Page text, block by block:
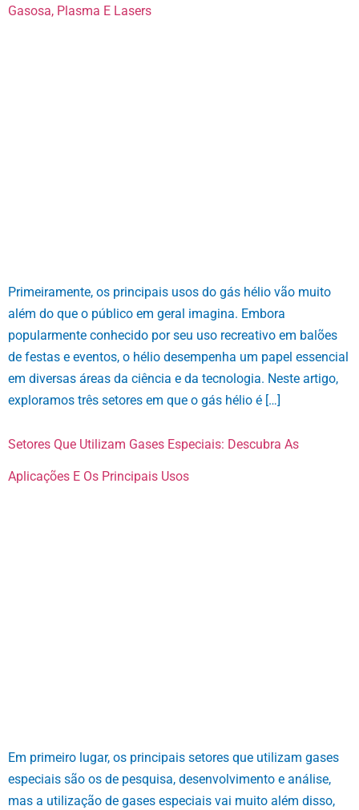
Gasosa, Plasma E Lasers
Primeiramente, os principais usos do gás hélio vão muito
além do que o público em geral imagina. Embora
popularmente conhecido por seu uso recreativo em balões
de festas e eventos, o hélio desempenha um papel essencial
em diversas áreas da ciência e da tecnologia. Neste artigo,
exploramos três setores em que o gás hélio é […]
Setores Que Utilizam Gases Especiais: Descubra As
Aplicações E Os Principais Usos
Em primeiro lugar, os principais setores que utilizam gases
especiais são os de pesquisa, desenvolvimento e análise,
mas a utilização de gases especiais vai muito além disso,